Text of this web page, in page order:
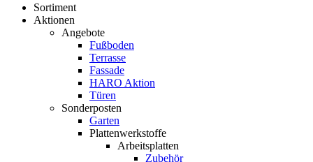
Sortiment
Aktionen
Angebote
Fußboden
Terrasse
Fassade
HARO Aktion
Türen
Sonderposten
Garten
Plattenwerkstoffe
Arbeitsplatten
Zubehör